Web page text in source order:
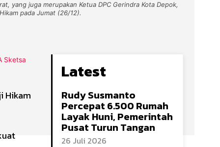
yang juga merupakan Ketua DPC Gerindra Kota Depok,
pada Jumat (26/12).
Hikam
Latest
Rudy Susmanto
Percepat 6.500 Rumah
Layak Huni, Pemerintah
Pusat Turun Tangan
26 Juli 2026